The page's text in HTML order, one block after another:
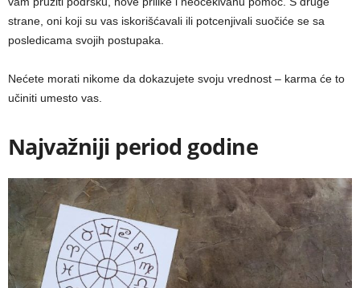
strane, oni koji su vas iskorišćavali ili potcenjivali suočiće se sa
posledicama svojih postupaka.
Nećete morati nikome da dokazujete svoju vrednost – karma će to
učiniti umesto vas.
Najvažniji period godine